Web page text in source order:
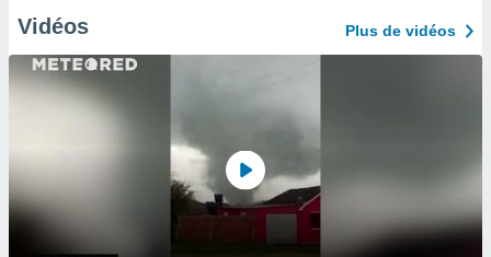
Vidéos Plus de vidéos